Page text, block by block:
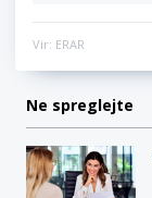
Vir: ERAR
Ne spreglejte